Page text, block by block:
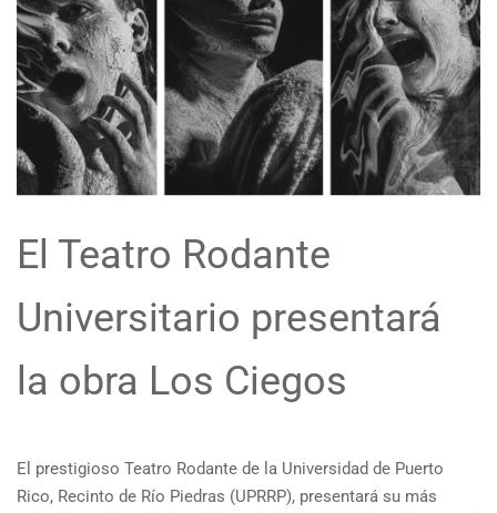
El Teatro Rodante
Universitario presentará
la obra Los Ciegos
El prestigioso Teatro Rodante de la Universidad de Puerto
Rico, Recinto de Río Piedras (UPRRP), presentará su más